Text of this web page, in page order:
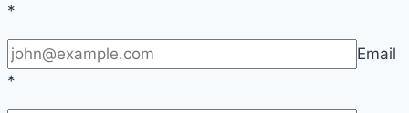
*
Email
*